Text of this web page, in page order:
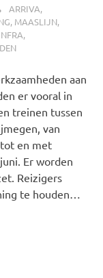
SPOORZOEKER
ARRIVA,
, MAASLIJN,
,
aan
er vooral in
treinen tussen
van
en met
Er worden
Reizigers
te houden…